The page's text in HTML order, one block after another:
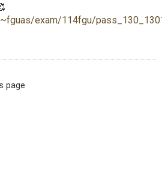
exam/114fgu/
page